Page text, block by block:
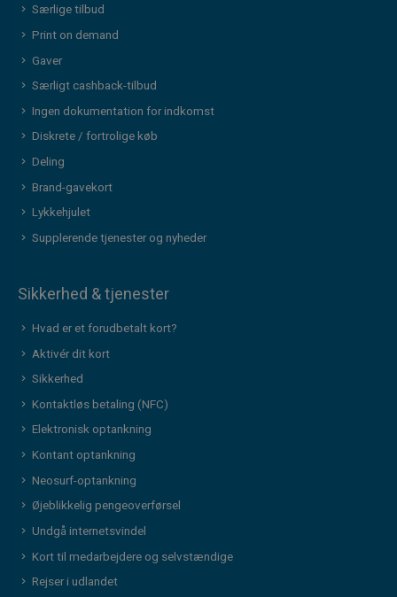
Særlige tilbud
Print on demand
Gaver
Særligt cashback-tilbud
Ingen dokumentation for indkomst
Diskrete / fortrolige køb
Deling
Brand-gavekort
Lykkehjulet
Supplerende tjenester og nyheder
Sikkerhed & tjenester
Hvad er et forudbetalt kort?
Aktivér dit kort
Sikkerhed
Kontaktløs betaling (NFC)
Elektronisk optankning
Kontant optankning
Neosurf-optankning
Øjeblikkelig pengeoverførsel
Undgå internetsvindel
Kort til medarbejdere og selvstændige
Rejser i udlandet